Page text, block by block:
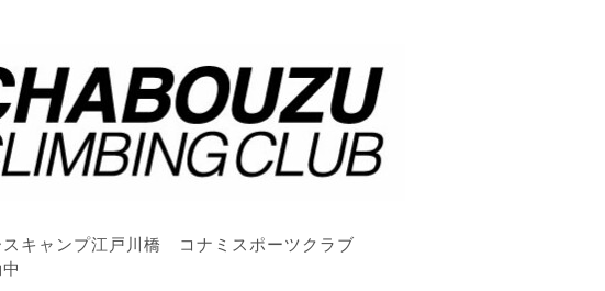
キャンプ江戸川橋 コナミスポーツクラブ